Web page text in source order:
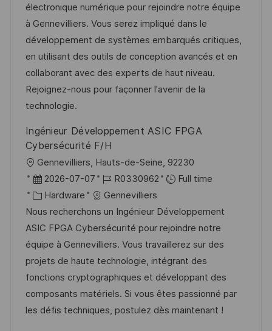
t
i
o
n
t
e
d
D
a
t
e
I
d
t
e
g
o
r
y
électronique numérique pour rejoindre notre équipe
à Gennevilliers. Vous serez impliqué dans le
développement de systèmes embarqués critiques,
en utilisant des outils de conception avancés et en
collaborant avec des experts de haut niveau.
Rejoignez-nous pour façonner l'avenir de la
technologie.
Ingénieur Développement ASIC FPGA
Cybersécurité F/H
L
o
c
a
t
i
o
n
Gennevilliers, Hauts-de-Seine, 92230
P
o
s
t
e
d
D
a
t
2026-07-07
J
o
b
I
d
R0330962
Full time
C
a
t
e
g
o
r
y
Hardware
Gennevilliers
Nous recherchons un Ingénieur Développement
ASIC FPGA Cybersécurité pour rejoindre notre
équipe à Gennevilliers. Vous travaillerez sur des
projets de haute technologie, intégrant des
fonctions cryptographiques et développant des
composants matériels. Si vous êtes passionné par
les défis techniques, postulez dès maintenant !